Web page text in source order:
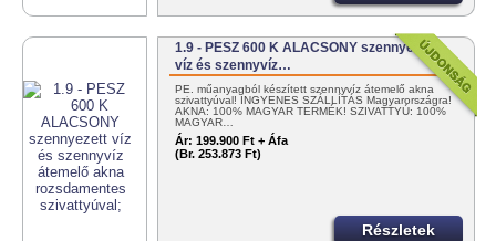
1.9 - PESZ 600 K ALACSONY szennyezett
víz és szennyvíz…
PE. műanyagból készített szennyvíz átemelő akna
szivattyúval! INGYENES SZÁLLÍTÁS Magyarországra!
AKNA: 100% MAGYAR TERMÉK! SZIVATTYÚ: 100%
MAGYAR…
Ár: 199.900 Ft + Áfa
(Br. 253.873 Ft)
Részletek